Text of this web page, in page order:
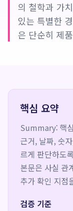
의 철학과 가
있는 특별한
은 단순히 제
핵심 요약
Summary: 핵
근거, 날짜, 숫
르게 판단하도
본문은 사실 관
추가 확인 지점
검증 기준